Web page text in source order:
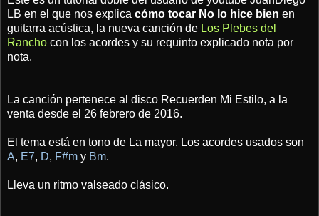
LB en el que nos explica cómo tocar No lo hice bien en
guitarra acústica, la nueva canción de Los Plebes del
Rancho con los acordes y su requinto explicado nota por
nota.
La canción pertenece al disco Recuerden Mi Estilo, a la
venta desde el 26 febrero de 2016.
El tema está en tono de La mayor. Los acordes usados son
A, E7, D, F#m y Bm.
Lleva un ritmo valseado clásico.